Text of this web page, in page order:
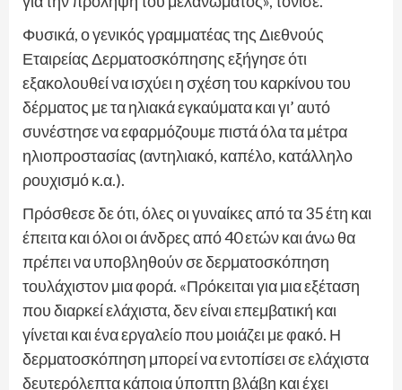
Φυσικά, ο γενικός γραμματέας της Διεθνούς
Εταιρείας Δερματοσκόπησης εξήγησε ότι
εξακολουθεί να ισχύει η σχέση του καρκίνου του
δέρματος με τα ηλιακά εγκαύματα και γι’ αυτό
συνέστησε να εφαρμόζουμε πιστά όλα τα μέτρα
ηλιοπροστασίας (αντηλιακό, καπέλο, κατάλληλο
ρουχισμό κ.α.).
Πρόσθεσε δε ότι, όλες οι γυναίκες από τα 35 έτη και
έπειτα και όλοι οι άνδρες από 40 ετών και άνω θα
πρέπει να υποβληθούν σε δερματοσκόπηση
τουλάχιστον μια φορά. «Πρόκειται για μια εξέταση
που διαρκεί ελάχιστα, δεν είναι επεμβατική και
γίνεται και ένα εργαλείο που μοιάζει με φακό. Η
δερματοσκόπηση μπορεί να εντοπίσει σε ελάχιστα
δευτερόλεπτα κάποια ύποπτη βλάβη και έχει